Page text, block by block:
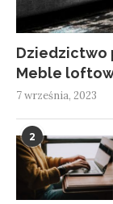
Dziedzictwo
Meble
7 września, 2023
2